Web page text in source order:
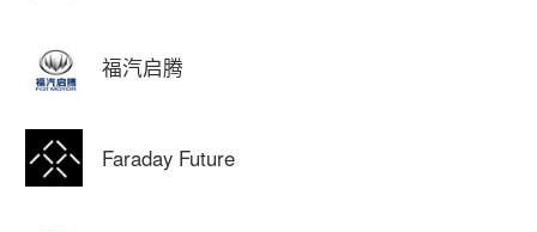
福汽启腾
Faraday Future